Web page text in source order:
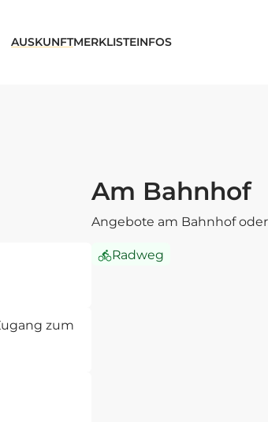
AUSKUNFTMERKLISTEINFOS
zum
Am Bahnhof
Angebote am Bahnhof
Radweg